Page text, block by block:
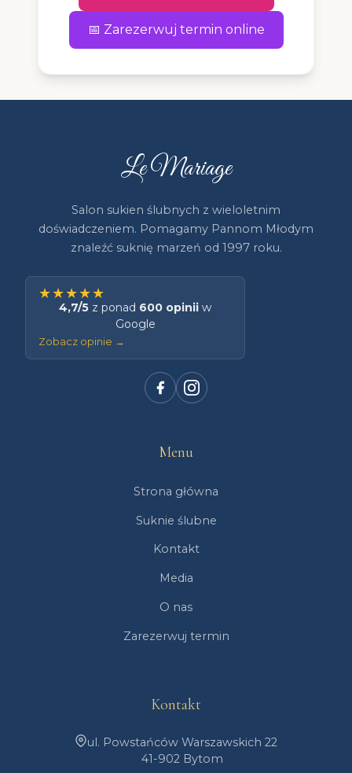
📅 Zarezerwuj termin online
Le Mariage
Salon sukien ślubnych z wieloletnim
doświadczeniem. Pomagamy Pannom Młodym
znaleźć suknię marzeń od 1997 roku.
★★★★★
4,7/5 z ponad 600 opinii w
Google
Zobacz opinie →
Menu
Strona główna
Suknie ślubne
Kontakt
Media
O nas
Zarezerwuj termin
Kontakt
ul. Powstańców Warszawskich 22
41-902 Bytom